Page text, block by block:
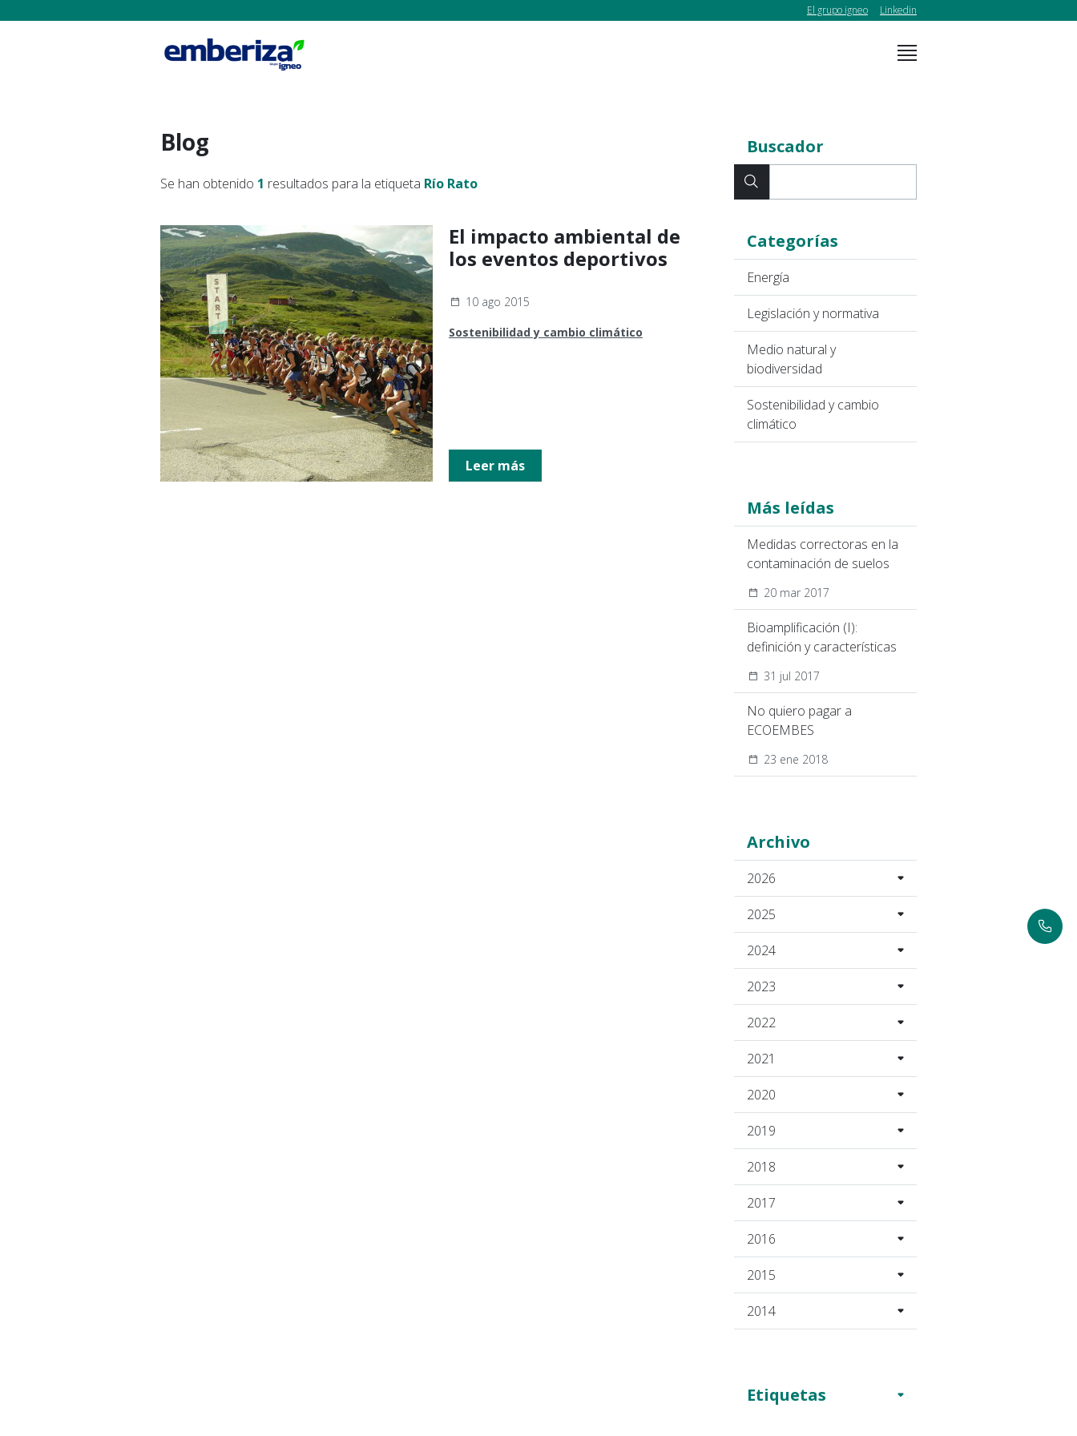
El grupo igneo Linkedin
Buscador
Categorías
Energía
Legislación y normativa
Medio natural y
biodiversidad
Sostenibilidad y cambio
climático
Más leídas
Medidas correctoras en la
contaminación de suelos
20 mar 2017
Bioamplificación (I):
definición y características
31 jul 2017
No quiero pagar a
ECOEMBES
23 ene 2018
Archivo
2026
2025
2024
2023
2022
2021
2020
2019
2018
2017
2016
2015
2014
Etiquetas
Blog
Se han obtenido 1 resultados para la etiqueta Río Rato
El impacto ambiental de
los eventos deportivos
10 ago 2015
Sostenibilidad y cambio climático
Leer más